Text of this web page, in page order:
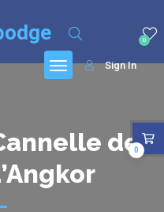
0
Sign In
de
0